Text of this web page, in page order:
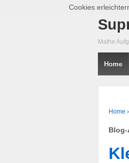
Mathe
Home
Home ›
Cookies